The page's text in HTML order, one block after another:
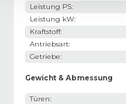
Leistung PS:
Leistung kW:
Kraftstoff:
Antriebsart:
Getriebe:
Gewicht & Abmessung
Türen: